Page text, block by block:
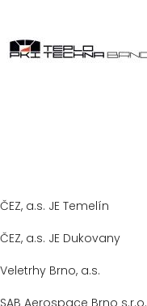
ČEZ, a.s. JE Temelín
ČEZ, a.s. JE Dukovany
Veletrhy Brno, a.s.
SAB Aerospace Brno s.r.o.